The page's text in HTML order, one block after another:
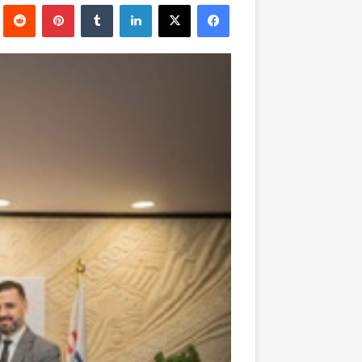
إلكترونيا
فيسبوك ‫X لينكدإن بينتيريست